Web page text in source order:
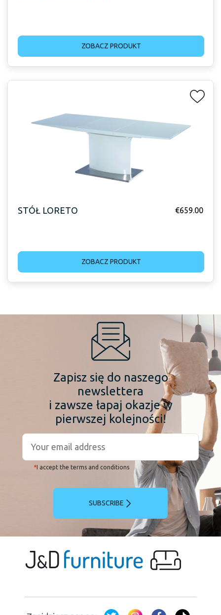
ZOBACZ PRODUKT
STÓŁ LORETO €659.00
ZOBACZ PRODUKT
Zapisz się do naszego
newslettera
i zawsze łapaj okazje w
pierwszej kolejności!
*I accept the terms and conditions
SUBSCRIBE